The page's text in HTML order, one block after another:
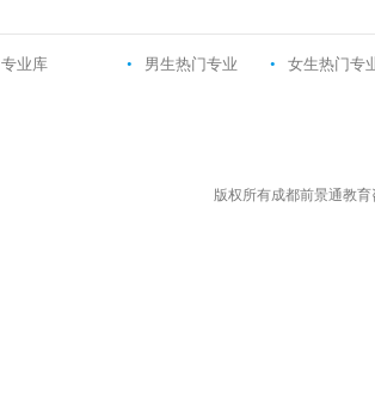
专业库 • 男生热门专业 • 女生热门专
版权所有成都前景通教